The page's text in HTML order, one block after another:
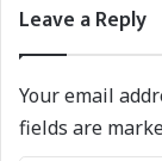
Leave a Reply
Your email
fields are